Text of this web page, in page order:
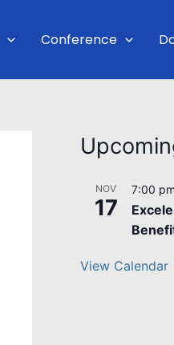
Conference
NOV
17
7:00 pm
View Calendar